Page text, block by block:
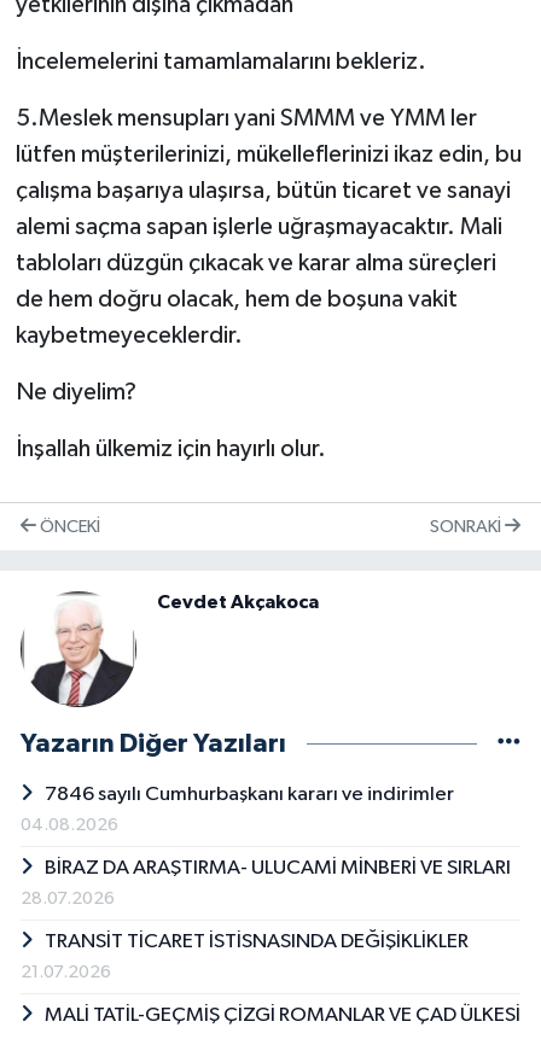
İncelemelerini tamamlamalarını bekleriz.
5.Meslek mensupları yani SMMM ve YMM ler
lütfen müşterilerinizi, mükelleflerinizi ikaz edin, bu
çalışma başarıya ulaşırsa, bütün ticaret ve sanayi
alemi saçma sapan işlerle uğraşmayacaktır. Mali
tabloları düzgün çıkacak ve karar alma süreçleri
de hem doğru olacak, hem de boşuna vakit
kaybetmeyeceklerdir.
Ne diyelim?
İnşallah ülkemiz için hayırlı olur.
ÖNCEKI SONRAKI
Cevdet Akçakoca
Yazarın Diğer Yazıları
7846 sayılı Cumhurbaşkanı kararı ve indirimler
04.08.2026
BİRAZ DA ARAŞTIRMA- ULUCAMİ MİNBERİ VE SIRLARI
28.07.2026
TRANSİT TİCARET İSTİSNASINDA DEĞİŞİKLİKLER
21.07.2026
MALİ TATİL-GEÇMİŞ ÇİZGİ ROMANLAR VE ÇAD ÜLKESİ